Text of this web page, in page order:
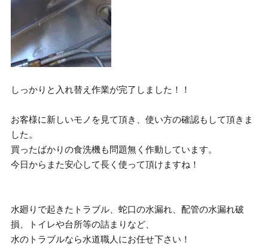
しっかりと入れ替え作業が完了しました！！
お客様に新しいモノを見て頂き、使い方の確認もして頂きま
した。
買ったばかりの食洗機も問題無く作動しています。
今日からまた安心して長く使って頂けますね！
水廻りで起きたトラブル、蛇口の水漏れ、配管の水漏れ破
損、トイレや台所等の詰まりなど、
水のトラブルなら水道職人にお任せ下さい！